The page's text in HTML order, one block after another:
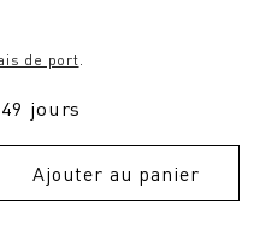
de port.
jours
Ajouter au panier